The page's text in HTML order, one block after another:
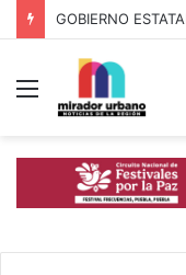
Menú